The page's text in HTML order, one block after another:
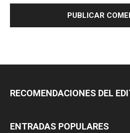
RECOMENDACIONES DEL
ENTRADAS POPULARES